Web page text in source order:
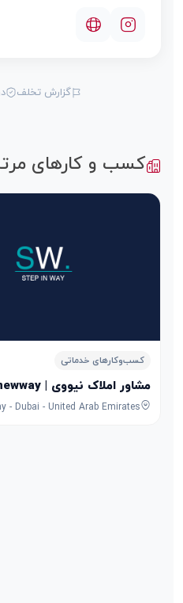
گزارش تخلف
کسب و کارهای
کسب‌وکارهای خدماتی
مشاور املاک نیووی | newway